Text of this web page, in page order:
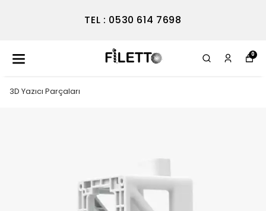
TEL : 0530 614 7698
0
3D Yazıcı Parçaları